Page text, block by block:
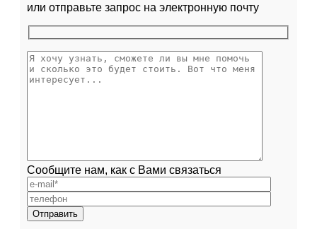
или отправьте запрос на электронную почту
Сообщите нам, как с Вами связаться